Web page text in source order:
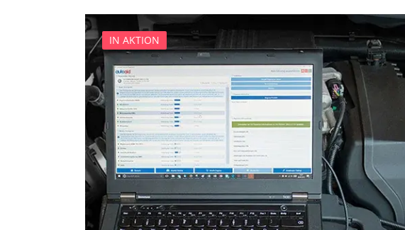
Radio
Reifendruckkontrolle 2 (RDK)
Servolenkung
Sitzpositionsspeicher Fahrer
Stand-/Zusatzheizung
Stand-/Zusatzheizung 2
Telefon-/Notruf-System
Türsteuergerät hinten links
Türsteuergerät hinten rechts
Türsteuergerät vorne links
Türsteuergerät vorne rechts
IN AKTION